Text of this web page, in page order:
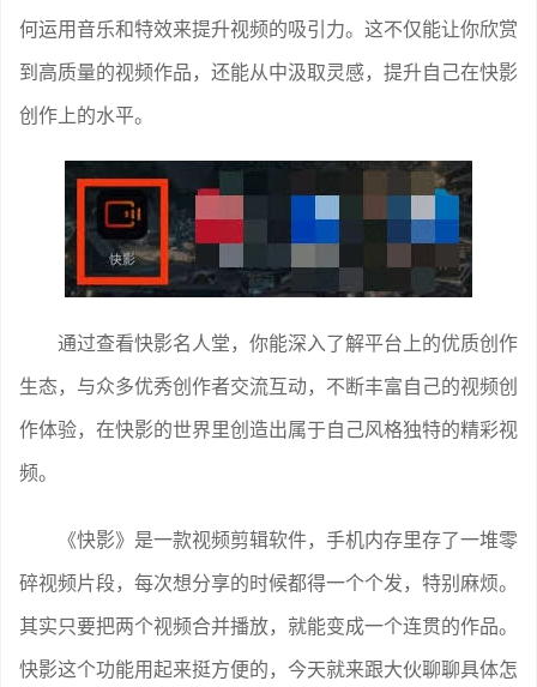
何运用音乐和特效来提升视频的吸引力。这不仅能让你欣赏
到高质量的视频作品，还能从中汲取灵感，提升自己在快影
创作上的水平。
通过查看快影名人堂，你能深入了解平台上的优质创作
生态，与众多优秀创作者交流互动，不断丰富自己的视频创
作体验，在快影的世界里创造出属于自己风格独特的精彩视
频。
《快影》是一款视频剪辑软件，手机内存里存了一堆零
碎视频片段，每次想分享的时候都得一个个发，特别麻烦。
其实只要把两个视频合并播放，就能变成一个连贯的作品。
快影这个功能用起来挺方便的，今天就来跟大伙聊聊具体怎